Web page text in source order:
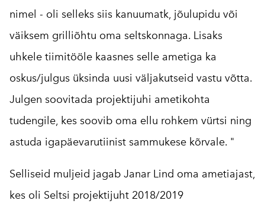
nimel - oli selleks siis kanuumatk, jõulupidu või
väiksem grilliõhtu oma seltskonnaga. Lisaks
uhkele tiimitööle kaasnes selle ametiga ka
oskus/julgus üksinda uusi väljakutseid vastu võtta.
Julgen soovitada projektijuhi ametikohta
tudengile, kes soovib oma ellu rohkem vürtsi ning
astuda igapäevarutiinist sammukese kõrvale. "
Selliseid muljeid jagab Janar Lind oma ametiajast,
kes oli Seltsi projektijuht 2018/2019